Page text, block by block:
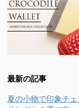
最新の記事
夏の小物で印象チ